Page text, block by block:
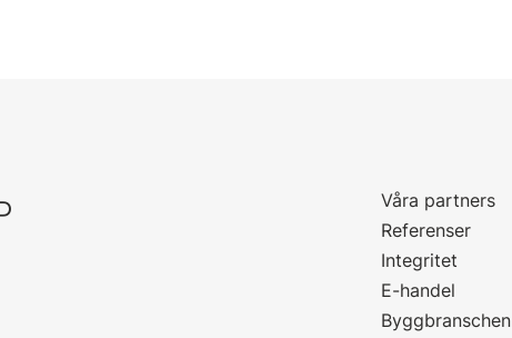
Våra partners
Referenser
Integritet
E-handel
Byggbranschen